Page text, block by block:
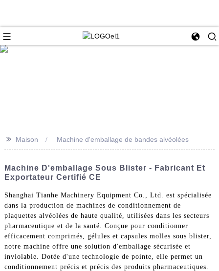
>> Maison Machine d'emballage de bandes alvéolées
Machine D'emballage Sous Blister - Fabricant Et
Exportateur Certifié CE
Shanghai Tianhe Machinery Equipment Co., Ltd. est spécialisée
dans la production de machines de conditionnement de
plaquettes alvéolées de haute qualité, utilisées dans les secteurs
pharmaceutique et de la santé. Conçue pour conditionner
efficacement comprimés, gélules et capsules molles sous blister,
notre machine offre une solution d'emballage sécurisée et
inviolable. Dotée d'une technologie de pointe, elle permet un
conditionnement précis et précis des produits pharmaceutiques.